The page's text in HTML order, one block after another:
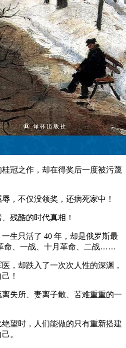
冠之作，却在得奖后一度被污蔑
，不仅没领奖，还病死家中！
残酷的时代真相！
生只活了 40 年，却是俄罗斯最
命、一战、十月革命、二战……
，却跌入了一次次人性的深渊，
！
失所、妻离子散、苦难重重的一
望时，人们能做的只有重新搭建
。